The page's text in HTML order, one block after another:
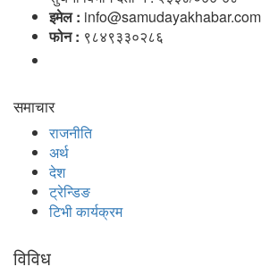
इमेल : info@samudayakhabar.com
फोन : ९८४९३३०२८६
समाचार
राजनीति
अर्थ
देश
ट्रेन्डिङ
टिभी कार्यक्रम
विविध